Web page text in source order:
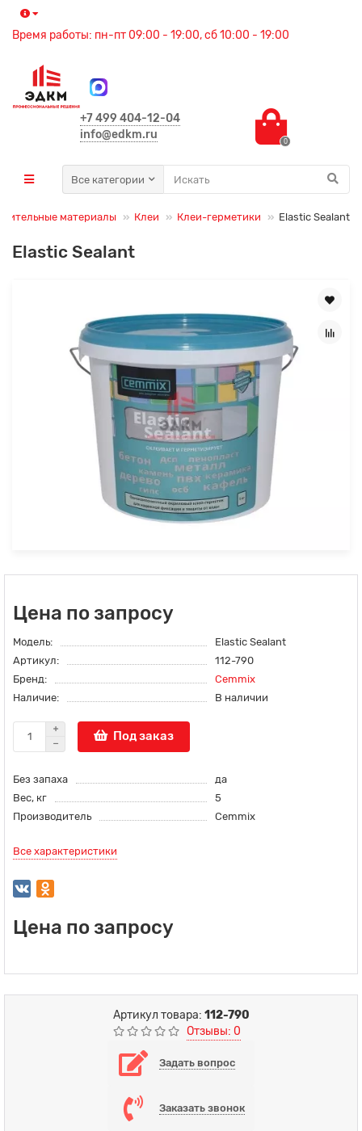
Время работы: пн-пт 09:00 - 19:00, сб 10:00 - 19:00
+7 499 404-12-04
info@edkm.ru
0
Все категории
материалы Клеи Клеи-герметики Elastic Sealant
Elastic Sealant
Цена по запросу
Модель:
Elastic Sealant
Артикул:
112-790
Бренд:
Cemmix
Наличие:
В наличии
Под заказ
Без запаха
да
Вес, кг
5
Производитель
Cemmix
Все характеристики
Цена по запросу
Артикул товара: 112-790
Отзывы: 0
Задать вопрос
Заказать звонок